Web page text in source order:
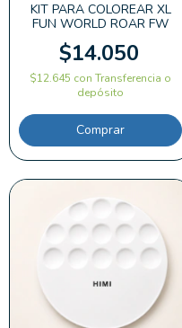
KIT PARA COLOREAR XL
FUN WORLD ROAR FW
$14.050
$12.645 con Transferencia o
depósito